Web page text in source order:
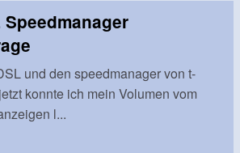
und den speedmanager von t-
konnte ich mein Volumen vom
l...